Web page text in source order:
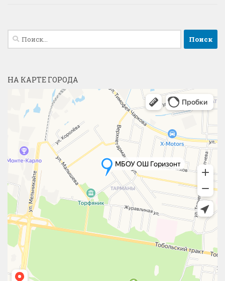
Найти:
НА КАРТЕ ГОРОДА